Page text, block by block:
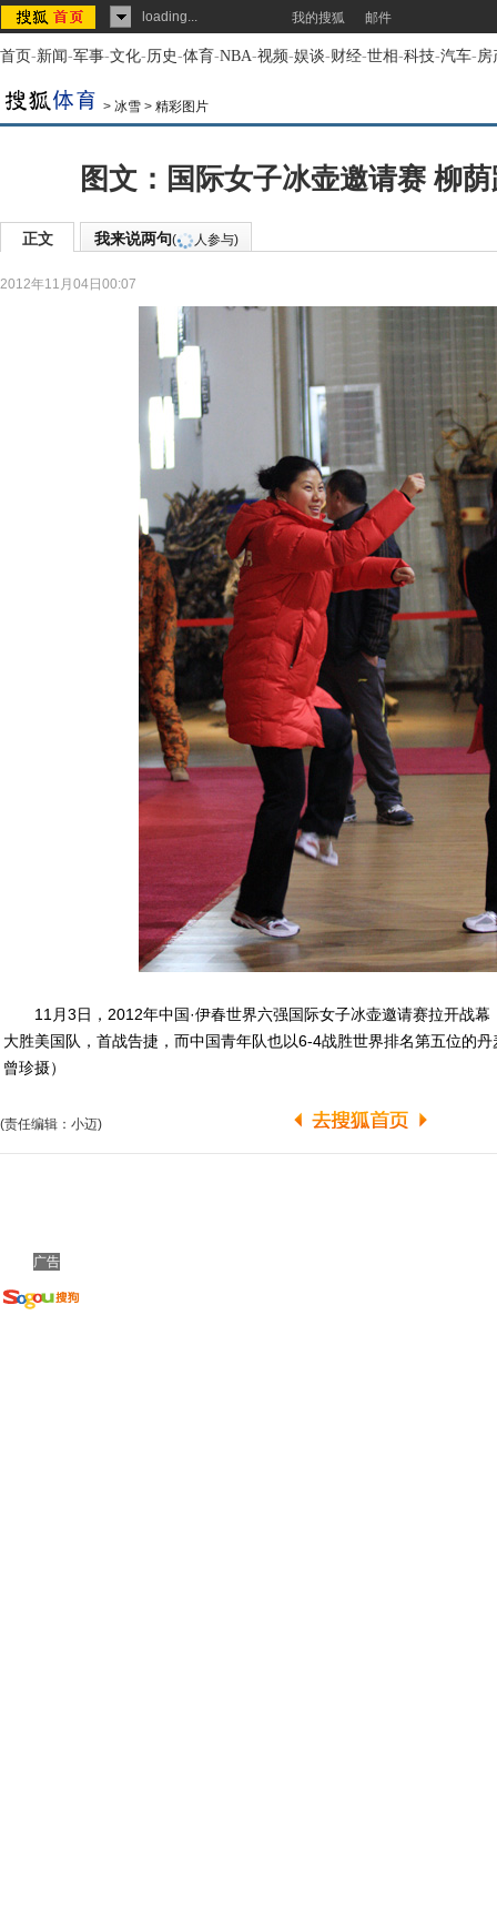
loading... 我的搜狐 邮件
首页-新闻-军事-文化-历史-体育-NBA-视频-娱谈-财经-世相-科技-汽车-房
> 冰雪 > 精彩图片
图文：国际女子冰壶邀请赛 柳
正文 我来说两句( 人参与)
2012年11月04日00:07
11月3日，2012年中国·伊春世界六强国际女子冰壶邀请赛拉开战幕
大胜美国队，首战告捷，而中国青年队也以6-4战胜世界排名第五位的
曾珍摄）
(责任编辑：小迈)
广告